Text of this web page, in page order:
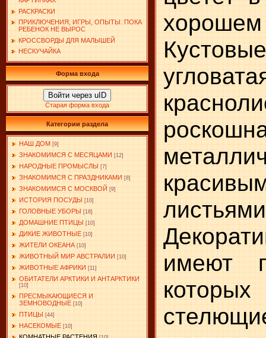
РАСКРАСКИ
ПРИКЛЮЧЕНИЯ, ИГРЫ, ОПЫТЫ. ПОКА
РЕБЕНОК НЕ ВЫРОС
КРОССВОРДЫ ДЛЯ МАЛЫШЕЙ
НЕСКУЧАЙКА
Форма входа
Войти через uID
Старая форма входа
Категории раздела
НАШ ДОМ [9]
ЗНАКОМИМСЯ С МЕСЯЦАМИ [12]
НАРОДНЫЕ ПРОМЫСЛЫ [7]
ЗНАКОМИМСЯ С ПРАЗДНИКАМИ [8]
ЗНАКОМИМСЯ С МОСКВОЙ [9]
ИСТОРИЯ ПОСУДЫ [10]
ГОЛОВНЫЕ УБОРЫ [18]
ДОМАШНИЕ ПТИЦЫ [10]
ДИКИЕ ЖИВОТНЫЕ [10]
ЖИТЕЛИ ОКЕАНА [10]
ЖИВОТНЫЙ МИР АВСТРАЛИИ [10]
ЖИВОТНЫЕ АФРИКИ [11]
ОБИТАТЕЛИ АРКТИКИ И АНТАРКТИКИ
[10]
ПРЕСМЫКАЮЩИЕСЯ И
ЗЕМНОВОДНЫЕ [10]
ПТИЦЫ [44]
НАСЕКОМЫЕ [10]
имеют